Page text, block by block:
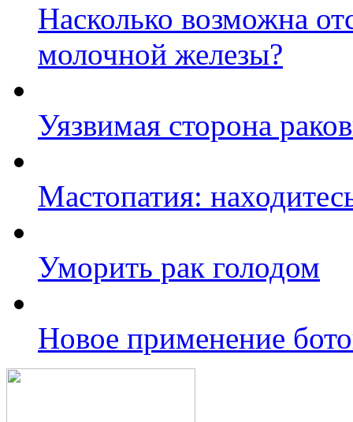
Насколько возможна
молочной железы?
Уязвимая сторона
Мастопатия:
Уморить рак голодом
Новое применение